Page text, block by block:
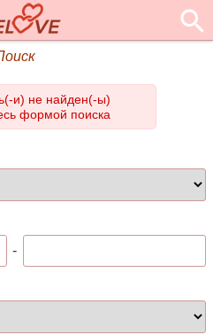
и) не найден(-ы)
формой поиска
-